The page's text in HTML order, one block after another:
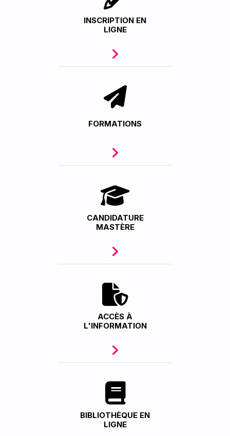
INSCRIPTION EN
LIGNE
FORMATIONS
CANDIDATURE
MASTÈRE
ACCÈS À
L'INFORMATION
BIBLIOTHÈQUE EN
LIGNE